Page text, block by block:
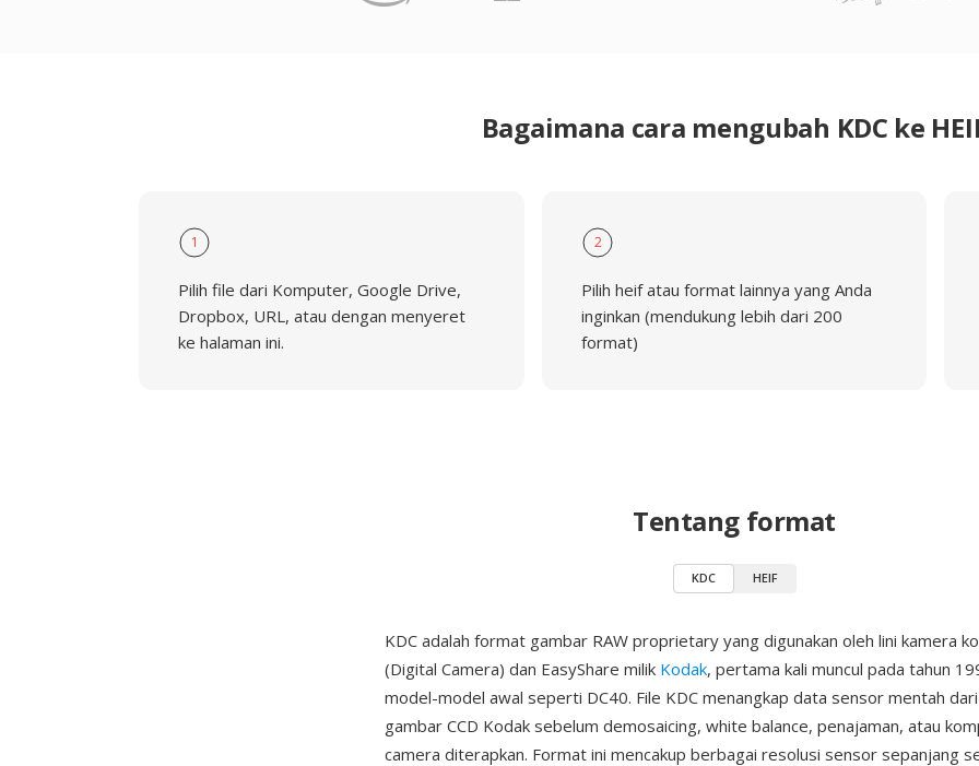
Bagaimana cara mengubah KDC ke
1
Pilih file dari Komputer, Google Drive,
Dropbox, URL, atau dengan menyeret
ke halaman ini.
2
Pilih heif atau format lainnya yang Anda
inginkan (mendukung lebih dari 200
format)
Tentang format
KDC HEIF
KDC adalah format gambar RAW proprietary yang digunakan oleh lini kamera
(Digital Camera) dan EasyShare milik Kodak, pertama kali muncul pada tahun
model-model awal seperti DC40. File KDC menangkap data sensor mentah
gambar CCD Kodak sebelum demosaicing, white balance, penajaman, atau
camera diterapkan. Format ini mencakup berbagai resolusi sensor sepanjang